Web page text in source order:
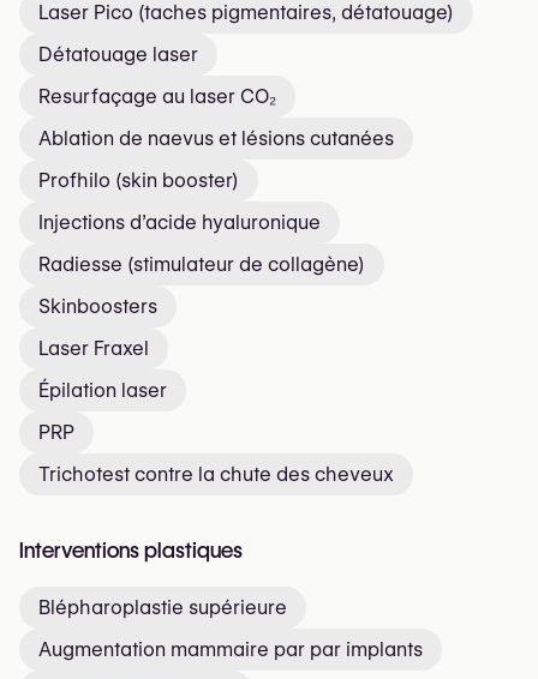
Laser Pico (taches pigmentaires, détatouage)
Détatouage laser
Resurfaçage au laser CO₂
Ablation de nævus et lésions cutanées
Profhilo (skin booster)
Injections d’acide hyaluronique
Radiesse (stimulateur de collagène)
Skinboosters
Laser Fraxel
Épilation laser
PRP
Trichotest contre la chute des cheveux
Interventions plastiques
Blépharoplastie supérieure
Augmentation mammaire par par implants